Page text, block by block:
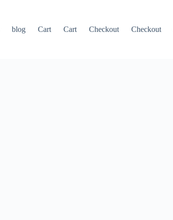
blog Cart Cart Checkout Checkout